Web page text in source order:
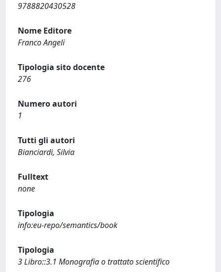
9788820430528
Nome Editore
Franco Angeli
Tipologia sito docente
276
Numero autori
1
Tutti gli autori
Bianciardi, Silvia
Fulltext
none
Tipologia
info:eu-repo/semantics/book
Tipologia
3 Libro::3.1 Monografia o trattato scientifico